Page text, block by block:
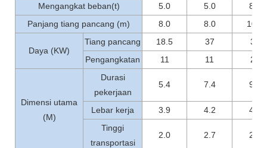
Mengangkat beban(t) 5.0 5.0
8.0
Panjang tiang pancang (m)
8.0 8.0 10.0
Daya (KW)
Tiang pancang 18.5 37
37
Pengangkatan
11 11 22
Dimensi utama
(M)
Durasi
pekerjaan
5.4 7.4 9.1
Lebar kerja 3.9 4.2
4.7
Tinggi
transportasi
2.0 2.7 2.9